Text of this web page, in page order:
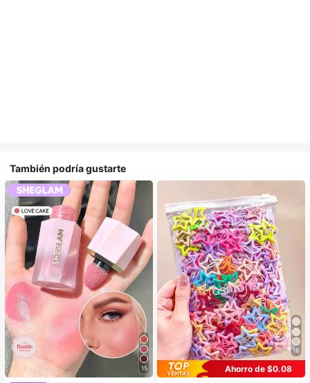
También podría gustarte
15
16
Ahorro de $0.08